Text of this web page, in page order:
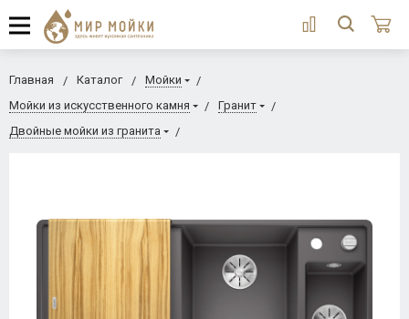
Главная Каталог
Мойки
Мойки из искусственного камня
Гранит
Двойные мойки из гранита